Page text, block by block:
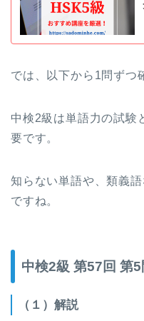
では、以下から1問ずつ
中検2級は単語力の試験
要です。
知らない単語や、類義
ですね。
中検2級 第57回 第
（１）解説